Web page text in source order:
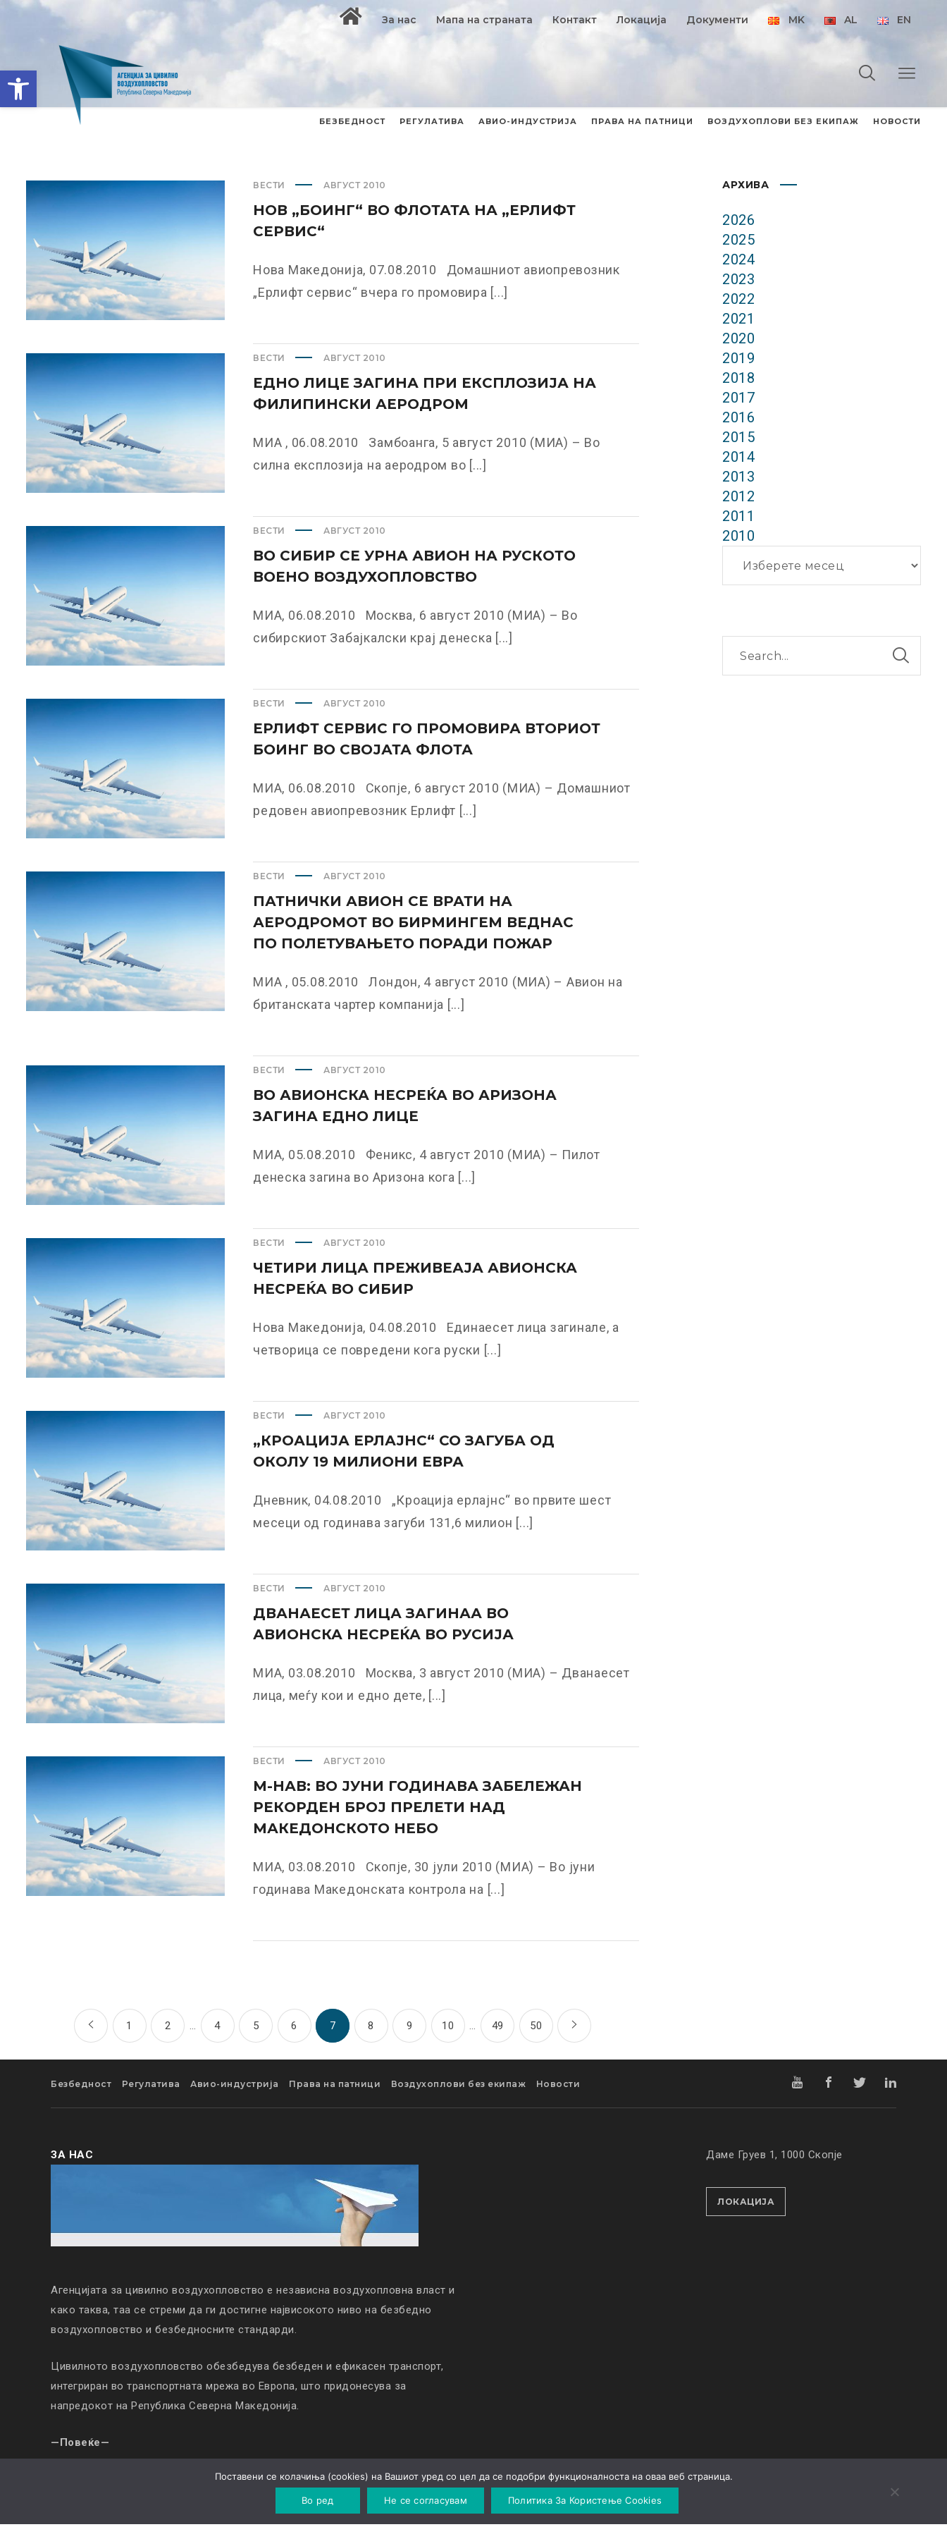
Open toolbar
За нас Мапа на страната Контакт Локација Документи MK AL EN
БЕЗБЕДНОСТ РЕГУЛАТИВА АВИО-ИНДУСТРИЈА ПРАВА НА ПАТНИЦИ ВОЗДУХОПЛОВИ БЕЗ ЕКИПАЖ НОВОСТИ
ВЕСТИ АВГУСТ 2010
НОВ „БОИНГ“ ВО ФЛОТАТА НА „ЕРЛИФТ
СЕРВИС“
Нова Македонија, 07.08.2010 Домашниот авиопревозник
„Ерлифт сервис“ вчера го промовира [...]
ВЕСТИ АВГУСТ 2010
ЕДНО ЛИЦЕ ЗАГИНА ПРИ ЕКСПЛОЗИЈА НА
ФИЛИПИНСКИ АЕРОДРОМ
МИА , 06.08.2010 Замбоанга, 5 август 2010 (МИА) – Во
силна експлозија на аеродром во [...]
ВЕСТИ АВГУСТ 2010
ВО СИБИР СЕ УРНА АВИОН НА РУСКОТО
ВОЕНО ВОЗДУХОПЛОВСТВО
МИА, 06.08.2010 Москва, 6 август 2010 (МИА) – Во
сибирскиот Забајкалски крај денеска [...]
ВЕСТИ АВГУСТ 2010
ЕРЛИФТ СЕРВИС ГО ПРОМОВИРА ВТОРИОТ
БОИНГ ВО СВОЈАТА ФЛОТА
МИА, 06.08.2010 Скопје, 6 август 2010 (МИА) – Домашниот
редовен авиопревозник Ерлифт [...]
ВЕСТИ АВГУСТ 2010
ПАТНИЧКИ АВИОН СЕ ВРАТИ НА
АЕРОДРОМОТ ВО БИРМИНГЕМ ВЕДНАС
ПО ПОЛЕТУВАЊЕТО ПОРАДИ ПОЖАР
МИА , 05.08.2010 Лондон, 4 август 2010 (МИА) – Авион на
британската чартер компанија [...]
ВЕСТИ АВГУСТ 2010
ВО АВИОНСКА НЕСРЕЌА ВО АРИЗОНА
ЗАГИНА ЕДНО ЛИЦЕ
МИА, 05.08.2010 Феникс, 4 август 2010 (МИА) – Пилот
денеска загина во Аризона кога [...]
ВЕСТИ АВГУСТ 2010
ЧЕТИРИ ЛИЦА ПРЕЖИВЕАЈА АВИОНСКА
НЕСРЕЌА ВО СИБИР
Нова Македонија, 04.08.2010 Единаесет лица загинале, а
четворица се повредени кога руски [...]
ВЕСТИ АВГУСТ 2010
„КРОАЦИЈА ЕРЛАЈНС“ СО ЗАГУБА ОД
ОКОЛУ 19 МИЛИОНИ ЕВРА
Дневник, 04.08.2010 „Кроација ерлајнс“ во првите шест
месеци од годинава загуби 131,6 милион [...]
ВЕСТИ АВГУСТ 2010
ДВАНАЕСЕТ ЛИЦА ЗАГИНАА ВО
АВИОНСКА НЕСРЕЌА ВО РУСИЈА
МИА, 03.08.2010 Москва, 3 август 2010 (МИА) – Дванаесет
лица, меѓу кои и едно дете, [...]
ВЕСТИ АВГУСТ 2010
М-НАВ: ВО ЈУНИ ГОДИНАВА ЗАБЕЛЕЖАН
РЕКОРДЕН БРОЈ ПРЕЛЕТИ НАД
МАКЕДОНСКОТО НЕБО
МИА, 03.08.2010 Скопје, 30 јули 2010 (МИА) – Во јуни
годинава Македонската контрола на [...]
1 2 … 4 5 6 7 8 9 10 … 49 50
АРХИВА
2026
2025
2024
2023
2022
2021
2020
2019
2018
2017
2016
2015
2014
2013
2012
2011
2010
Безбедност Регулатива Авио-индустрија Права на патници Воздухоплови без екипаж Новости
ЗА НАС
Агенцијата за цивилно воздухопловство е независна воздухопловна власт и
како таква, таа се стреми да ги достигне највисокото ниво на безбедно
воздухопловство и безбедносните стандарди.
Цивилното воздухопловство обезбедува безбеден и ефикасен транспорт,
интегриран во транспортната мрежа во Европа, што придонесува за
напредокот на Република Северна Македонија.
—Повеќе—
Даме Груев 1, 1000 Скопје
ЛОКАЦИЈА
© Copyright 2019. All Rights Reserved |Колачиња|Политика за приватност
Поставени се колачиња (cookies) на Вашиот уред со цел да се подобри функционалноста на оваа веб страница.
Во ред Не се согласувам Политика За Користење Cookies